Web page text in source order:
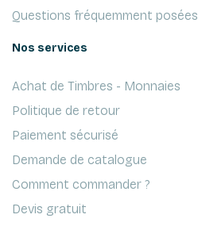
Questions fréquemment posées
Nos services
Achat de Timbres - Monnaies
Politique de retour
Paiement sécurisé
Demande de catalogue
Comment commander ?
Devis gratuit